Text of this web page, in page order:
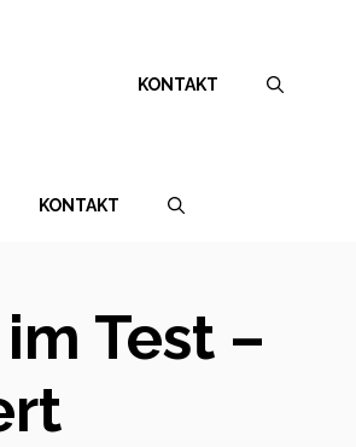
KONTAKT
KONTAKT
Test –